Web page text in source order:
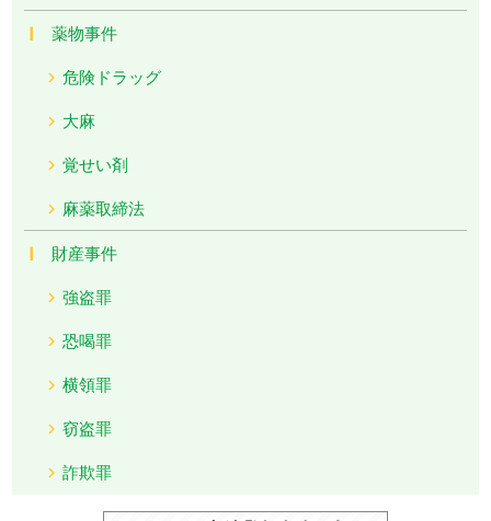
薬物事件
危険ドラッグ
大麻
覚せい剤
麻薬取締法
財産事件
強盗罪
恐喝罪
横領罪
窃盗罪
詐欺罪